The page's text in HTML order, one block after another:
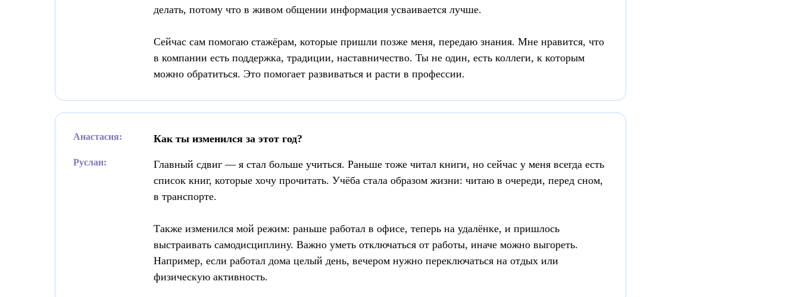
делать, потому что в живом общении информация усваивается лучше.
Сейчас сам помогаю стажёрам, которые пришли позже меня, передаю знания. Мне нравится, что
в компании есть поддержка, традиции, наставничество. Ты не один, есть коллеги, к которым
можно обратиться. Это помогает развиваться и расти в профессии.
Анастасия: Как ты изменился за этот год?
Руслан:
Главный сдвиг — я стал больше учиться. Раньше тоже читал книги, но сейчас у меня всегда есть
список книг, которые хочу прочитать. Учёба стала образом жизни: читаю в очереди, перед сном,
в транспорте.
Также изменился мой режим: раньше работал в офисе, теперь на удалёнке, и пришлось
выстраивать самодисциплину. Важно уметь отключаться от работы, иначе можно выгореть.
Например, если работал дома целый день, вечером нужно переключаться на отдых или
физическую активность.